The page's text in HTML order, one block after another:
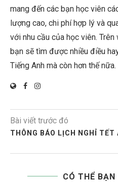
mang đến các bạn học viên
lượng cao, chi phí hợp lý và
với nhu cầu của học viên.
bạn sẽ tìm được nhiều điều
Tiếng Anh mà còn hơn thế nữa.
Bài viết trước đó
THÔNG BÁO LỊCH NGHỈ TẾT
CÓ THỂ